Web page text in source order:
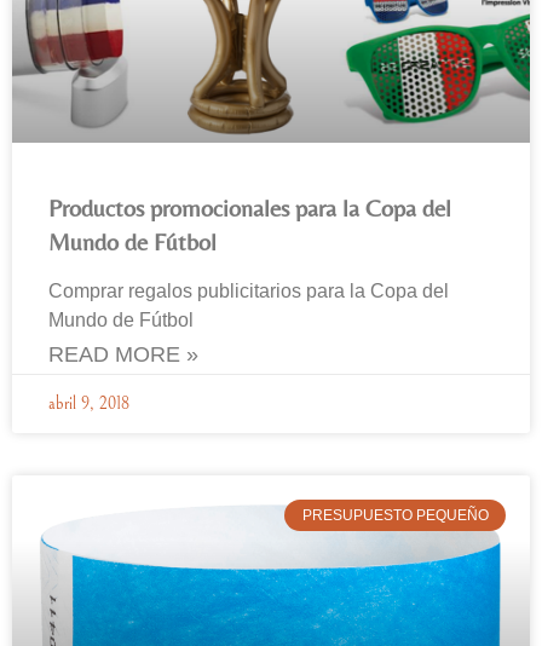
Productos promocionales para la Copa del
Mundo de Fútbol
Comprar regalos publicitarios para la Copa del
Mundo de Fútbol
READ MORE »
abril 9, 2018
PRESUPUESTO PEQUEÑO